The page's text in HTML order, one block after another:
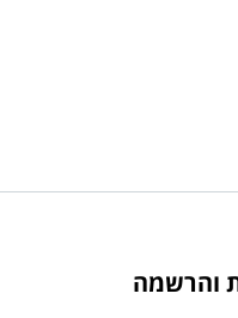
והרשמה